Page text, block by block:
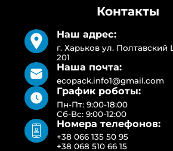
Контакты
Наш адрес:
г. Харьков ул. Полтавский
201
Наша почта:
ecopack.info1@gmail.com
График роботы:
Пн-Пт: 9:00-18:00
Сб-Вс: 9:00-12:00
Номера телефонов:
+38 066 135 50 95
+38 068 510 66 15